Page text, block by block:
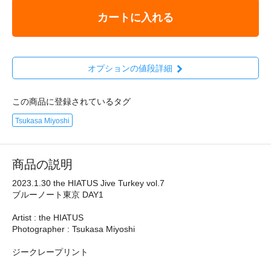
カートに入れる
オプションの値段詳細
この商品に登録されているタグ
Tsukasa Miyoshi
商品の説明
2023.1.30 the HIATUS Jive Turkey vol.7
ブルーノート東京 DAY1
Artist : the HIATUS
Photographer : Tsukasa Miyoshi
ジークレープリント